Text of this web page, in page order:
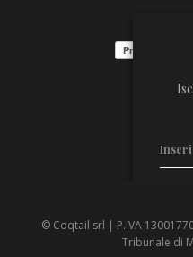
© Coqtail srl | P.IVA
Tribunale di